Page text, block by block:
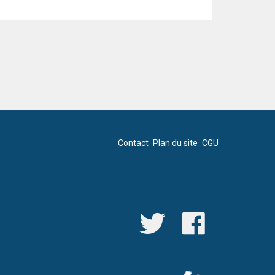
Contact Plan du site CGU